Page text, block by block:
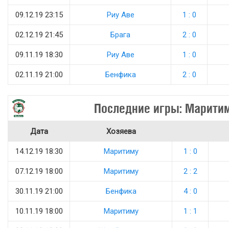
09.12.19 23:15 Риу Аве 1 : 0
02.12.19 21:45 Брага 2 : 0
09.11.19 18:30 Риу Аве 1 : 0
02.11.19 21:00 Бенфика 2 : 0
Последние игры:
Дата Хозяева
14.12.19 18:30 Маритиму 1 : 0
07.12.19 18:00 Маритиму 2 : 2
30.11.19 21:00 Бенфика 4 : 0
10.11.19 18:00 Маритиму 1 : 1